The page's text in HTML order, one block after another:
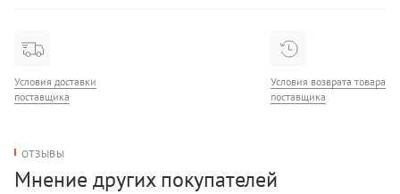
амортизацией для комфортного захвата снарядов (гантелей,
штаги)
Условия доставки
поставщика
Условия возврата товара
поставщика
ОТЗЫВЫ
Мнение других покупателей